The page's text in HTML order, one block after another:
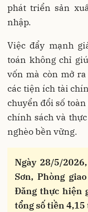
phát triển sản
nhập.
Việc đẩy mạnh
toán không chỉ
vốn mà còn mở
các tiện ích tài
chuyển đổi số
chính sách và
nghèo bền vững.
Ngày 28/5/
Sơn, Phòng
Đăng thực hiện
tổng số tiền